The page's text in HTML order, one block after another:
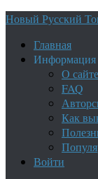
Новый Русский
Главная
Информация
О сайте
FAQ
Как
Войти